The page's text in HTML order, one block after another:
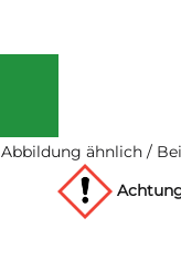
Abbildung ähnlich /